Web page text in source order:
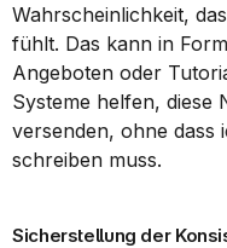
Wahrscheinlichkeit,
fühlt. Das kann in
Angeboten oder
Systeme helfen, diese
versenden, ohne dass
schreiben muss.
Sicherstellung der